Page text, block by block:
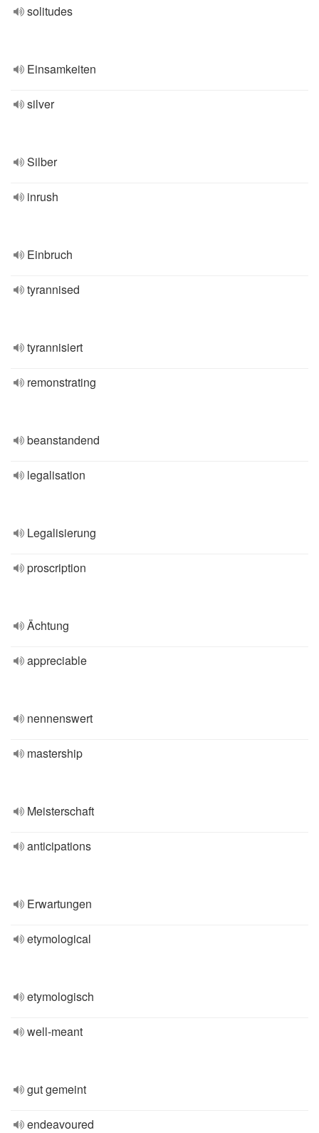
solitudes
Einsamkeiten
silver
Silber
inrush
Einbruch
tyrannised
tyrannisiert
remonstrating
beanstandend
legalisation
Legalisierung
proscription
Ächtung
appreciable
nennenswert
mastership
Meisterschaft
anticipations
Erwartungen
etymological
etymologisch
well-meant
gut gemeint
endeavoured